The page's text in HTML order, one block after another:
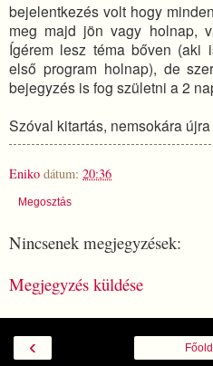
bejelentkezés volt hogy
meg majd jön vagy holnap,
Ígérem lesz téma bőven (aki
első program holnap), de
bejegyzés is fog születni a 2
Szóval kitartás, nemsokára
Eniko dátum: 20:36
Megosztás
Nincsenek megjegyzések:
Megjegyzés küldése
‹